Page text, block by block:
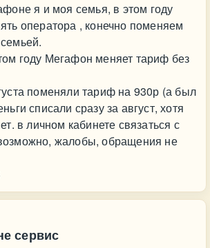
я и моя семья, в этом году
оператора , конечно поменяем
году Мегафон меняет тариф без
поменяли тариф на 930р (а был
списали сразу за август, хотя
в личном кабинете связаться с
жалобы, обращения не
сервис